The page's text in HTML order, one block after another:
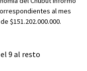
al mes
$151.202.000.000.